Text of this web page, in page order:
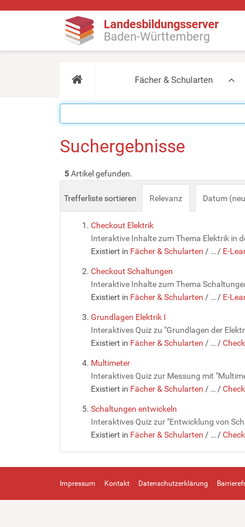
Landesbildungsserver
Baden-Württemberg
Fächer & Schularten
Suchergebnisse
5Artikel gefunden.
Trefferliste sortieren Relevanz Datum
Checkout Elektrik
Interaktive Inhalte zum Thema Elektrik in
Existiert in Fächer & Schularten / … / E-
Checkout Schaltungen
Interaktive Inhalte zum Thema
Existiert in Fächer & Schularten / … / E-
Grundlagen Elektrik I
Interaktives Quiz zu "Grundlagen der
Existiert in Fächer & Schularten / … /
Multimeter
Interaktives Quiz zur Messung mit
Existiert in Fächer & Schularten / … /
Schaltungen entwickeln
Interaktives Quiz zur "Entwicklung von
Existiert in Fächer & Schularten / … /
Impressum Kontakt Datenschutzerklärung